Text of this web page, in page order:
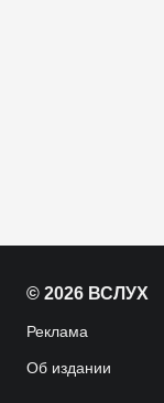
© 2026 ВСЛУХ
Реклама
Об издании